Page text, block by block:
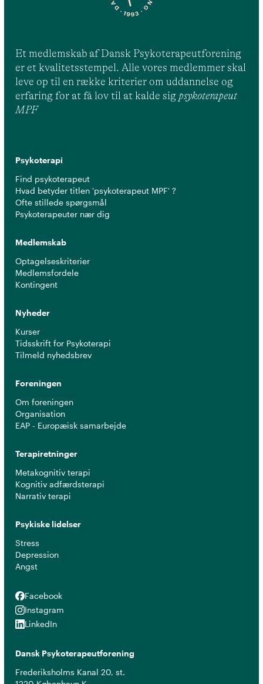
Et medlemskab af Dansk Psykoterapeutforening
er et kvalitetsstempel. Alle vores medlemmer skal
leve op til en række kriterier om uddannelse og
erfaring for at få lov til at kalde sig psykoterapeut
MPF
Psykoterapi
Find psykoterapeut
Hvad betyder titlen 'psykoterapeut MPF' ?
Ofte stillede spørgsmål
Psykoterapeuter nær dig
Medlemskab
Optagelseskriterier
Medlemsfordele
Kontingent
Nyheder
Kurser
Tidsskrift for Psykoterapi
Tilmeld nyhedsbrev
Foreningen
Om foreningen
Organisation
EAP - Europæisk samarbejde
Terapiretninger
Metakognitiv terapi
Kognitiv adfærdsterapi
Narrativ terapi
Psykiske lidelser
Stress
Depression
Angst
Facebook
Facebook
Instagram
Instagram
LinkedIn
LinkedIn
Dansk Psykoterapeutforening
Frederiksholms Kanal 20, st.